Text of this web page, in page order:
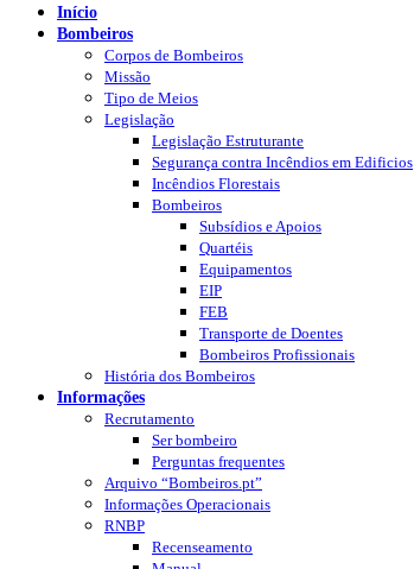
Início
Bombeiros
Corpos de Bombeiros
Missão
Tipo de Meios
Legislação
Legislação Estruturante
Segurança contra Incêndios em Edificios
Incêndios Florestais
Bombeiros
Subsídios e Apoios
Quartéis
Equipamentos
EIP
FEB
Transporte de Doentes
Bombeiros Profissionais
História dos Bombeiros
Informações
Recrutamento
Ser bombeiro
Perguntas frequentes
Arquivo “Bombeiros.pt”
Informações Operacionais
RNBP
Recenseamento